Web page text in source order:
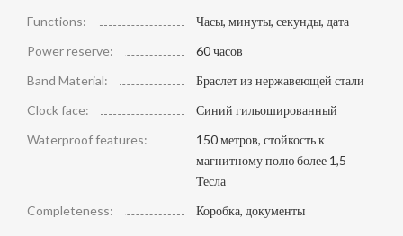
Functions:
Часы, минуты, секунды, дата
Power reserve:
60 часов
Band Material:
Браслет из нержавеющей стали
Clock face:
Синий гильошированный
Waterproof features:
150 метров, стойкость к
магнитному полю более 1,5
Тесла
Completeness:
Коробка, документы